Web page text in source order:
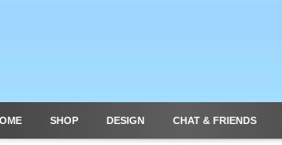
SHOP DESIGN CHAT & FRIENDS